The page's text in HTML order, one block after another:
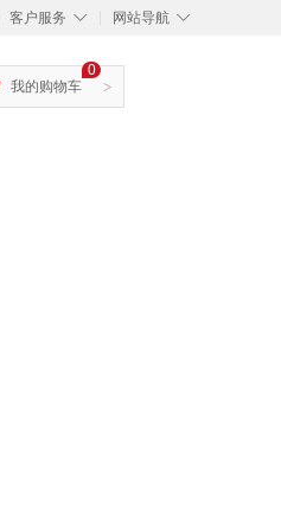
◇
客户服务 ◇
网站导航
>
0
我的购物车